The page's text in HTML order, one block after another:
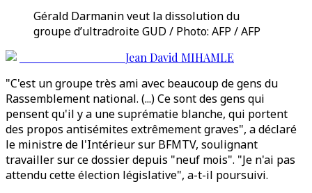
Gérald Darmanin veut la dissolution du
groupe d’ultradroite GUD / Photo: AFP / AFP
Jean David MIHAMLE
"C'est un groupe très ami avec beaucoup de gens du
Rassemblement national. (...) Ce sont des gens qui
pensent qu'il y a une suprématie blanche, qui portent
des propos antisémites extrêmement graves", a déclaré
le ministre de l'Intérieur sur BFMTV, soulignant
travailler sur ce dossier depuis "neuf mois". "Je n'ai pas
attendu cette élection législative", a-t-il poursuivi.